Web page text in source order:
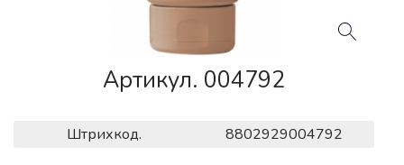
Артикул. 004792
Штрихкод.
8802929004792